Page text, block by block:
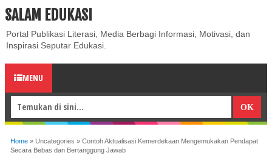
ABOUT CONTACT US
SALAM EDUKASI
Portal Publikasi Literasi, Media Berbagi Informasi, Motivasi, dan
Inspirasi Seputar Edukasi.
MENU
Home » Uncategories » Contoh Aktualisasi Kemerdekaan Mengemukakan Pendapat
Secara Bebas dan Bertanggung Jawab